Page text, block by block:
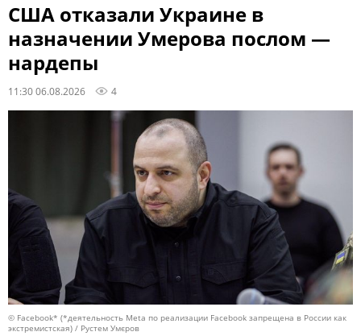
США отказали Украине в
назначении Умерова послом —
нардепы
11:30 06.08.2026 4
© Facebook* (*деятельность Meta по реализации Facebook запрещена в России как
экстремистская) / Рустем Умєров